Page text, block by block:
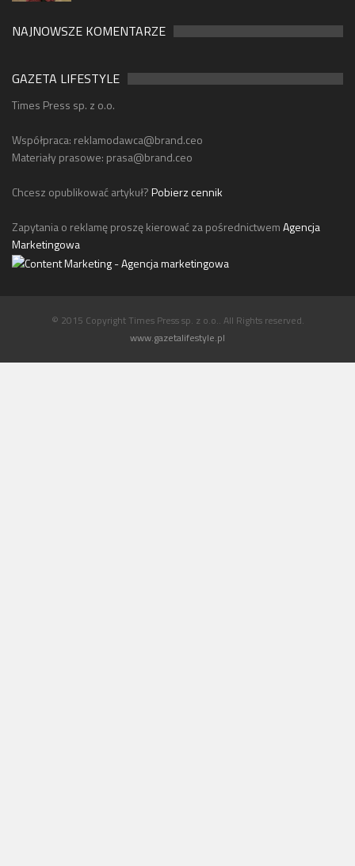
NAJNOWSZE KOMENTARZE
GAZETA LIFESTYLE
Times Press sp. z o.o.
Współpraca: reklamodawca@brand.ceo
Materiały prasowe: prasa@brand.ceo
Chcesz opublikować artykuł?Pobierz cennik
Zapytania o reklamę proszę kierować za pośrednictwemAgencja
Marketingowa
© 2015 Copyright Times Press sp. z o.o.. All Rights reserved.
www.gazetalifestyle.pl